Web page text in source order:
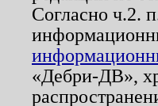
Согласно ч.2.
«Дебри-ДВ»,